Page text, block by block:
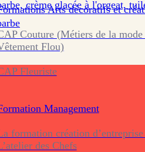
Arts décoratifs et
Couture (Métiers de la mode
Flou)
Fleuriste
Management
formation création d’entreprise
des Chefs
crème glacée à l'orgeat,